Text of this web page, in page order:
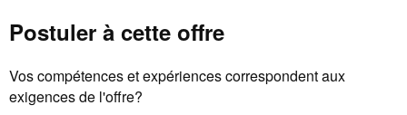
Postuler à cette offre
Vos compétences et expériences correspondent aux
exigences de l'offre?